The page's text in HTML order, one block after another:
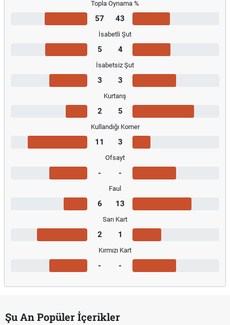
Topla Oynama %
57 43
İsabetli Şut
5 4
İsabetsiz Şut
3 3
Kurtarış
2 5
Kullandığı Korner
11 3
Ofsayt
- -
Faul
6 13
Sarı Kart
2 1
Kırmızı Kart
- -
Şu An Popüler İçerikler